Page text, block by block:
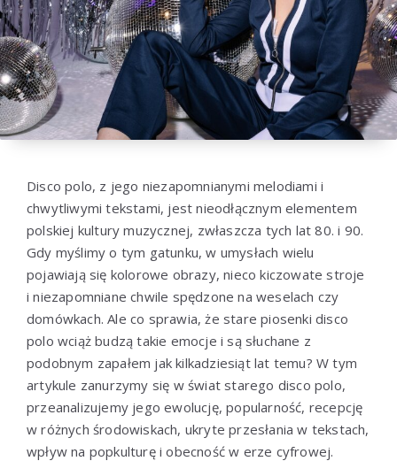
Disco polo, z jego niezapomnianymi melodiami i
chwytliwymi tekstami, jest nieodłącznym elementem
polskiej kultury muzycznej, zwłaszcza tych lat 80. i 90.
Gdy myślimy o tym gatunku, w umysłach wielu
pojawiają się kolorowe obrazy, nieco kiczowate stroje
i niezapomniane chwile spędzone na weselach czy
domówkach. Ale co sprawia, że stare piosenki disco
polo wciąż budzą takie emocje i są słuchane z
podobnym zapałem jak kilkadziesiąt lat temu? W tym
artykule zanurzymy się w świat starego disco polo,
przeanalizujemy jego ewolucję, popularność, recepcję
w różnych środowiskach, ukryte przesłania w tekstach,
wpływ na popkulturę i obecność w erze cyfrowej.